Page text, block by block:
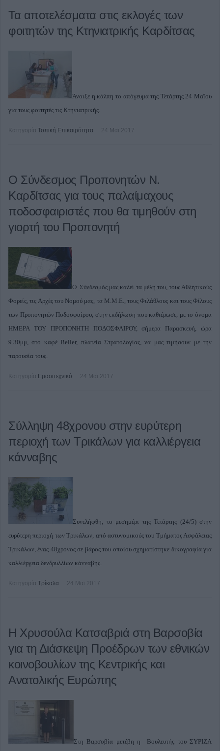
Τα αποτελέσματα στις εκλογές των
φοιτητών της Κτηνιατρικής Καρδίτσας
Άνοιξε η κάλπη το απόγευμα της Τετάρτης 24 Μαΐου
για τους φοιτητές τις Κτηνιατρικής.
Κατηγορία Τοπική Επικαιρότητα 24 Μαϊ 2017
Ο Σύνδεσμος Προπονητών Ν.
Καρδίτσας για τους παλαίμαχους
ποδοσφαιριστές που θα τιμηθούν στη
γιορτή του Προπονητή
Ο Σύνδεσμός μας καλεί τα μέλη του, τους Αθλητικούς
Φορείς, τις Αρχές του Νομού μας, τα Μ.Μ.Ε., τους Φιλάθλους και τους Φίλους
των Προπονητών Ποδοσφαίρου, στην εκδήλωση που καθιέρωσε, με το όνομα
ΗΜΕΡΑ ΤΟΥ ΠΡΟΠΟΝΗΤΗ ΠΟΔΟΣΦΑΙΡΟΥ, σήμερα Παρασκευή, ώρα
9.30μμ, στο καφέ Beller, πλατεία Στρατολογίας, να μας τιμήσουν με την
παρουσία τους.
Κατηγορία Ερασιτεχνικό 24 Μαϊ 2017
Σύλληψη 48χρονου στην ευρύτερη
περιοχή των Τρικάλων για καλλιέργεια
κάνναβης
Συνελήφθη, το μεσημέρι της Τετάρτης (24/5) στην
ευρύτερη περιοχή των Τρικάλων, από αστυνομικούς του Τμήματος Ασφάλειας
Τρικάλων, ένας 48χρονος σε βάρος του οποίου σχηματίστηκε δικογραφία για
καλλιέργεια δενδρυλλίων κάνναβης.
Κατηγορία Τρίκαλα 24 Μαϊ 2017
Η Χρυσούλα Κατσαβριά στη Βαρσοβία
για τη Διάσκεψη Προέδρων των εθνικών
κοινοβουλίων της Κεντρικής και
Ανατολικής Ευρώπης
Στη Βαρσοβία μετέβη η Βουλευτής του ΣΥΡΙΖΑ